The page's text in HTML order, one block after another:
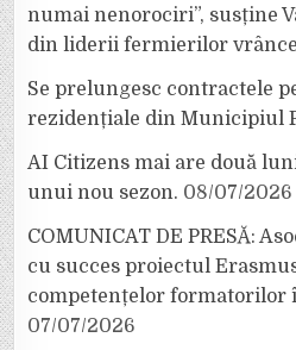
numai nenorociri”, susține
din liderii fermierilor
Se prelungesc contractele
rezidențiale din Municipiul
AI Citizens mai are două
unui nou sezon. 08/07/2026
COMUNICAT DE PRESĂ:
cu succes proiectul
competențelor formatorilor
07/07/2026